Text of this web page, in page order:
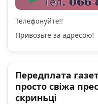
Телефонуйте!!
Привозьте за адресою!
Передплата
просто свіжа
скриньці